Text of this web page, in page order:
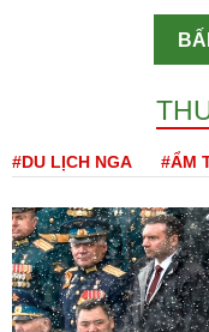
#DU LỊCH NGA #ẨM